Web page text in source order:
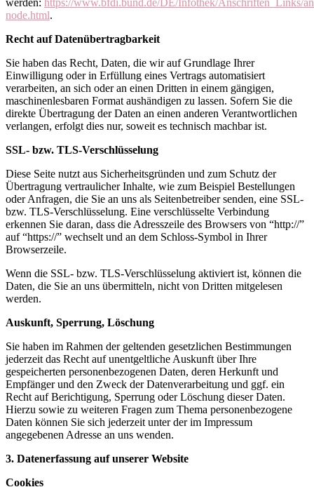
node.html.
Recht auf Datenübertragbarkeit
Sie haben das Recht, Daten, die wir auf Grundlage Ihrer
Einwilligung oder in Erfüllung eines Vertrags automatisiert
verarbeiten, an sich oder an einen Dritten in einem gängigen,
maschinenlesbaren Format aushändigen zu lassen. Sofern Sie die
direkte Übertragung der Daten an einen anderen Verantwortlichen
verlangen, erfolgt dies nur, soweit es technisch machbar ist.
SSL- bzw. TLS-Verschlüsselung
Diese Seite nutzt aus Sicherheitsgründen und zum Schutz der
Übertragung vertraulicher Inhalte, wie zum Beispiel Bestellungen
oder Anfragen, die Sie an uns als Seitenbetreiber senden, eine SSL-
bzw. TLS-Verschlüsselung. Eine verschlüsselte Verbindung
erkennen Sie daran, dass die Adresszeile des Browsers von “http://”
auf “https://” wechselt und an dem Schloss-Symbol in Ihrer
Browserzeile.
Wenn die SSL- bzw. TLS-Verschlüsselung aktiviert ist, können die
Daten, die Sie an uns übermitteln, nicht von Dritten mitgelesen
werden.
Auskunft, Sperrung, Löschung
Sie haben im Rahmen der geltenden gesetzlichen Bestimmungen
jederzeit das Recht auf unentgeltliche Auskunft über Ihre
gespeicherten personenbezogenen Daten, deren Herkunft und
Empfänger und den Zweck der Datenverarbeitung und ggf. ein
Recht auf Berichtigung, Sperrung oder Löschung dieser Daten.
Hierzu sowie zu weiteren Fragen zum Thema personenbezogene
Daten können Sie sich jederzeit unter der im Impressum
angegebenen Adresse an uns wenden.
3. Datenerfassung auf unserer Website
Cookies